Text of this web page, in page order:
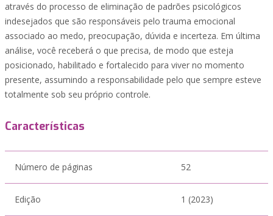
através do processo de eliminação de padrões psicológicos
indesejados que são responsáveis ​​pelo trauma emocional
associado ao medo, preocupação, dúvida e incerteza. Em última
análise, você receberá o que precisa, de modo que esteja
posicionado, habilitado e fortalecido para viver no momento
presente, assumindo a responsabilidade pelo que sempre esteve
totalmente sob seu próprio controle.
Características
Número de páginas 52
Edição 1 (2023)